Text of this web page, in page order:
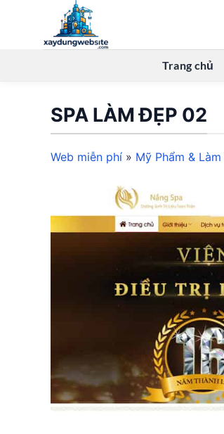
Trang chủ
SPA LÀM ĐẸP 02
Web miễn phí » Mỹ Phẩm &